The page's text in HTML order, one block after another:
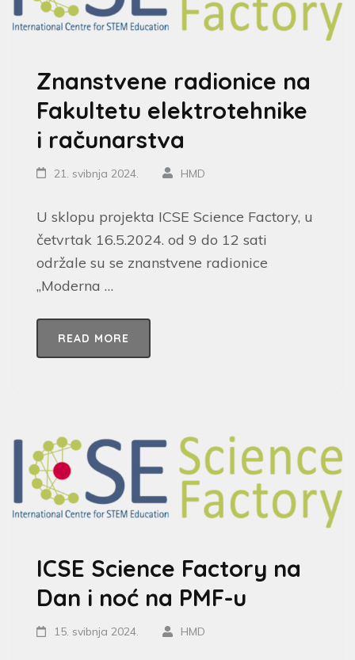
Znanstvene radionice na
Fakultetu elektrotehnike
i računarstva
21. svibnja 2024. HMD
U sklopu projekta ICSE Science Factory, u
četvrtak 16.5.2024. od 9 do 12 sati
održale su se znanstvene radionice
„Moderna …
READ MORE
ICSE Science Factory na
Dan i noć na PMF-u
15. svibnja 2024. HMD